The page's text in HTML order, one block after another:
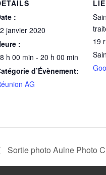
:
janvier 2020
:
h 00 min - 20 h 00 min
d’Évènement:
AG
19
Sortie photo Aulne Photo